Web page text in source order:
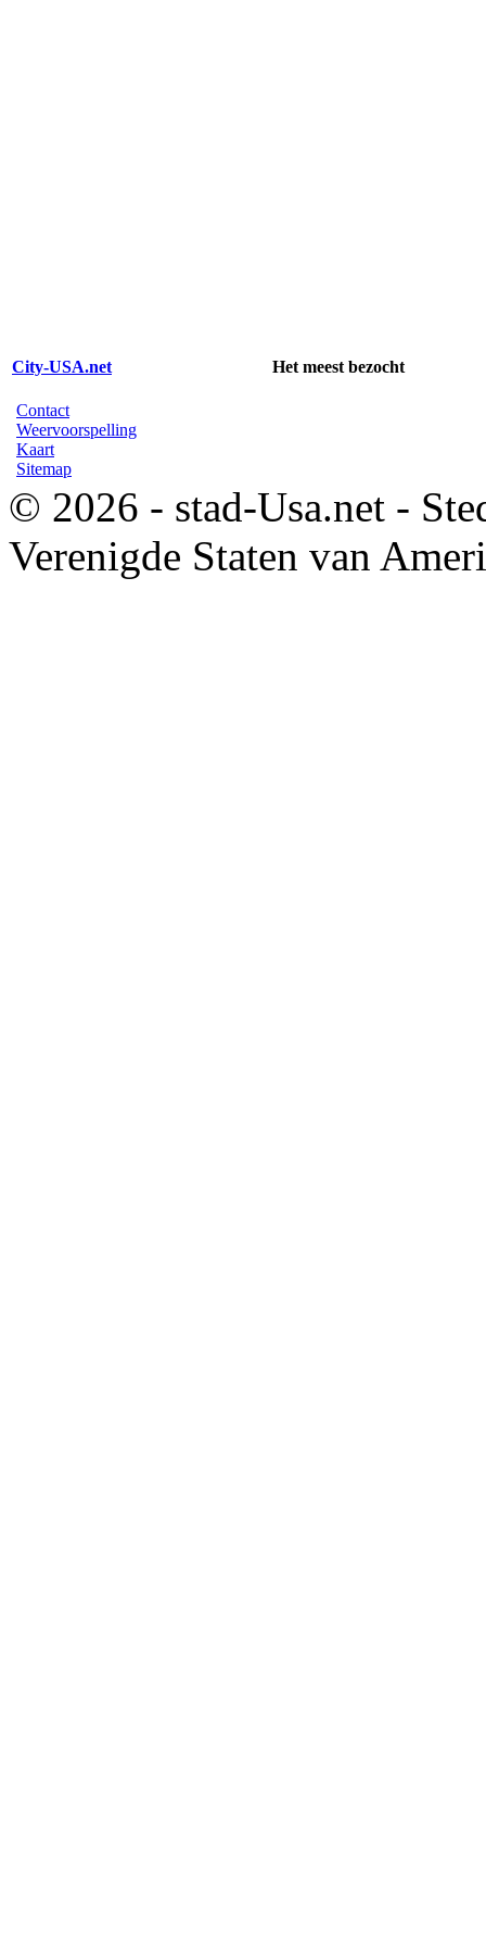
City-USA.net Het meest bezocht
Contact
Weervoorspelling
Kaart
Sitemap
© 2026 - stad-Usa.net -
Verenigde Staten van